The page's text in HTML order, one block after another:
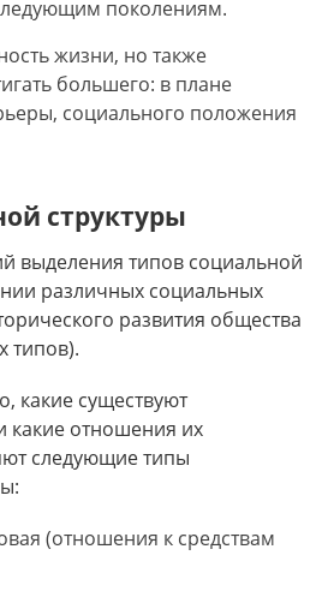
поколениям.
жизни, но также
большего: в плане
социального положения
структуры
выделения типов социальной
различных социальных
развития общества
типов).
какие существуют
какие отношения их
следующие типы
(отношения к средствам